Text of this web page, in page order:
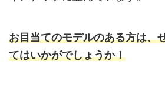
お目当てのモデルのある方は、
てはいかがでしょうか！